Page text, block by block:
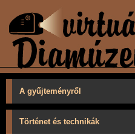
A gyűjteményről
Történet és technikák